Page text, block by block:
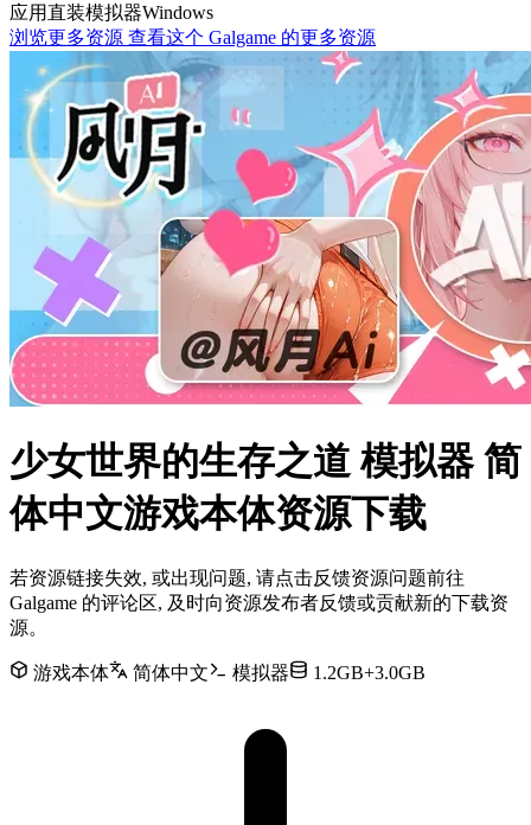
应用直装模拟器Windows
浏览更多资源 查看这个 Galgame 的更多资源
少女世界的生存之道 模拟器 简
体中文游戏本体资源下载
若资源链接失效, 或出现问题, 请点击反馈资源问题前往
Galgame 的评论区, 及时向资源发布者反馈或贡献新的下载资
源。
游戏本体 简体中文 模拟器 1.2GB+3.0GB